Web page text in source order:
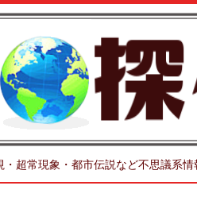
超常現象・都市伝説など不思議系